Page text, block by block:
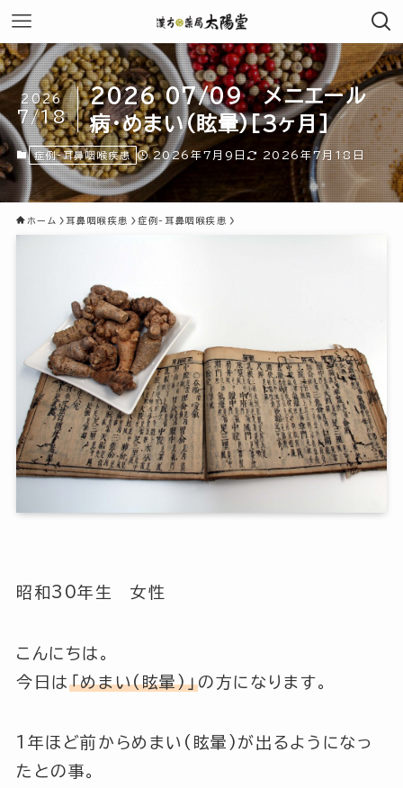
2026 07/09 メニエール
病・めまい(眩暈)[3ヶ月]
2026
7/18
症例-耳鼻咽喉疾患 2026年7月9日 2026年7月18日
ホーム 耳鼻咽喉疾患 症例-耳鼻咽喉疾患
昭和30年生 女性
こんにちは。
今日は 「めまい(眩暈)」の方になります。
1年ほど前からめまい(眩暈)が出るようになっ
たとの事。